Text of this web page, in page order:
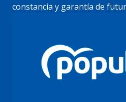
constancia y garantía de